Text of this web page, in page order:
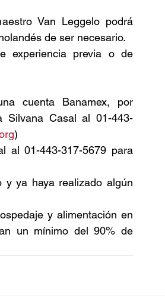
Van Leggelo podrá
de ser necesario.
experiencia previa o de
cuenta Banamex, por
Silvana Casal al 01-443-
)
al 01-443-317-5679 para
ya haya realizado algún
y alimentación en
un mínimo del 90% de